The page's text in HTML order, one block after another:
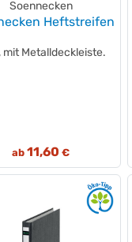
Soennecken
Heftstreifen
mit Metalldeckleiste.
ab11,60 €